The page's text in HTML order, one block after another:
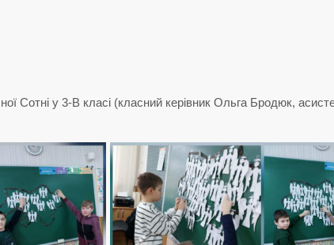
Сотні у 3-В класі (класний керівник Ольга Бродюк,